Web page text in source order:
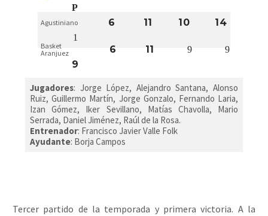
P
Agustiniano 6 11 10 14
1
Basket
Aranjuez
6 11 9 9
9
Jugadores: Jorge López, Alejandro Santana, Alonso
Ruiz, Guillermo Martín, Jorge Gonzalo, Fernando Laria,
Izan Gómez, Iker Sevillano, Matías Chavolla, Mario
Serrada, Daniel Jiménez, Raúl de la Rosa.
Entrenador: Francisco Javier Valle Folk
Ayudante: Borja Campos
Tercer partido de la temporada y primera victoria. A la